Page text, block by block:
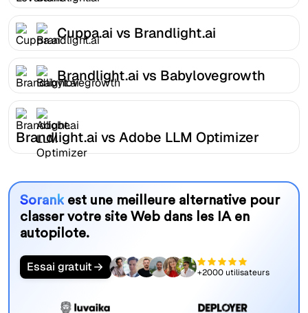
Cuppa.ai vs Brandlight.ai
Brandlight.ai vs Babylovegrowth
Brandlight.ai vs Adobe LLM Optimizer
Sorankest une meilleure alternative pour
classer votre site Web dans les IA en
autopilote.
Essai gratuit +2000 utilisateurs